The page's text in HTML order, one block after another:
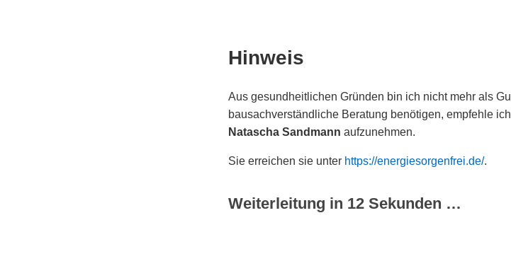
Hinweis
Aus gesundheitlichen Gründen bin ich nicht mehr als
bausachverständliche Beratung benötigen, empfehle
Natascha Sandmann aufzunehmen.
Sie erreichen sie unter https://energiesorgenfrei.de/.
Weiterleitung in 12 Sekunden …